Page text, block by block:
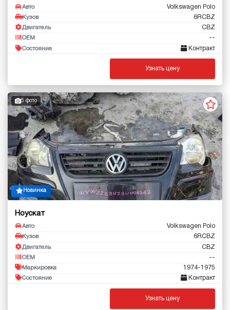
Авто Volkswagen Polo
Кузов 6RCBZ
Двигатель CBZ
OEM --
Состояние Контракт
Узнать цену
5 фото
Новинка
Ноускат
Авто Volkswagen Polo
Кузов 6RCBZ
Двигатель CBZ
OEM --
Маркировка 1974-1975
Состояние Контракт
Узнать цену